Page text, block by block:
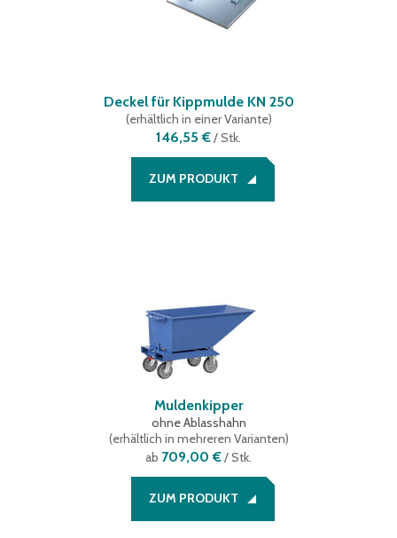
Deckel für Kippmulde KN 250
(erhältlich in einer Variante)
146,55 €/Stk.
ZUM PRODUKT
Muldenkipper
ohne Ablasshahn
(erhältlich in mehreren Varianten)
ab 709,00 €/ Stk.
ZUM PRODUKT